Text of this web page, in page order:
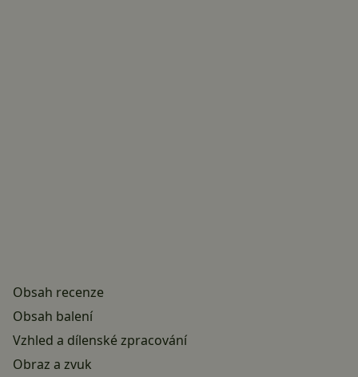
Obsah recenze
Obsah balení
Vzhled a dílenské zpracování
Obraz a zvuk